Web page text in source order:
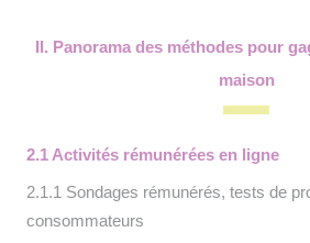
II. Panorama des méthodes pour
maison
2.1 Activités rémunérées en ligne
2.1.1 Sondages rémunérés, tests de
consommateurs